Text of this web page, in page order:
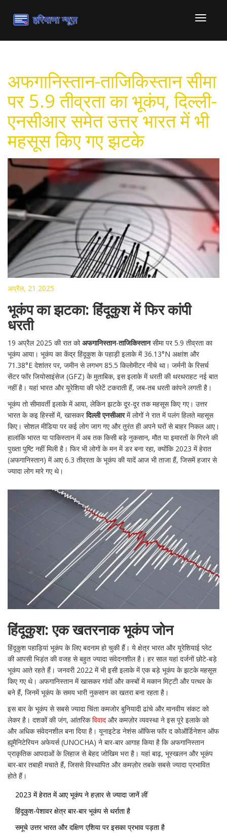
टॉगल
संचालित
अफगानिस्तान-ताजिकिस्तान सीमा
पर 5.9 तीव्रता का भूकंप, दिल्ली-
एनसीआर समेत उत्तर भारत में भी
महसूस किए गए झटके
अप्रैल, 21 2025
भूकंप का झटका: हिंदूकुश में फिर कांपी
धरती
19 अप्रैल 2025 की रात कोअफगानिस्तान-ताजिकिस्तानसीमा पर 5.9 तीव्रता का
भूकंप आया। भूकंप का केंद्र हिंदूकुश के पहाड़ी इलाके में 36.13°N अक्षांश और
71.38°E देशांतर पर, जमीन से लगभग 85.5 किलोमीटर नीचे था। जर्मनी के रिसर्च
सेंटर फॉर जियोसाइंसेज (GFZ) के मुताबिक, इस इलाके में धरती की थरथराहट नई बात
नहीं है। यहां भारत और यूरेशिया की प्लेटें टकराती हैं, जब-तब धरती कांपने लगती है।
भूकंप तो सीमावर्ती इलाके में आया, लेकिन झटके दूर-दूर तक महसूस किए गए। उत्तर
भारत के कइ हिस्सों में, खासकरदिल्ली एनसीआरमें लोगों ने रात में पलंग हिलते महसूस
किए। सोशल मीडिया पर कई लोग जाग गए और तुरंत ही अपने घरों से बाहर निकल आए।
हालांकि भारत या पाकिस्तान में अब तक किसी बड़े नुकसान, मौत या इमारतों के गिरने की
पुख्ता पुष्टि नहीं मिली है। फिर भी लोगों के मन में डर बना रहा, क्योंकि 2023 में हेरात
(अफगानिस्तान) में आए 6.3 तीव्रता के भूकंप की यादें आज भी ताजा हैं, जिसमें हजार से
ज्यादा लोग मारे गए थे।
हिंदूकुश: एक खतरनाक भूकंप जोन
हिंदूकुश पहाड़ियां भूकंप के लिए बदनाम हो चुकी हैं। ये क्षेत्र भारत और यूरेशियाई प्लेट
की आपसी भिड़ंत की वजह से बहुत ज्यादा संवेदनशील है। हर साल यहां दर्जनों छोटे-बड़े
भूकंप आते रहते हैं। जनवरी 2022 में भी इसी इलाके में एक बड़े भूकंप के झटके महसूस
किए गए थे। अफगानिस्तान में खासकर गांवों और कस्बों में मकान मिट्टी और पत्थर के
बने हैं, जिनमें भूकंप के समय भारी नुकसान का खतरा बना रहता है।
इस बार के भूकंप से सबसे ज्यादा चिंता कमजोर बुनियादी ढांचे और मानवीय संकट को
लेकर है। दशकों की जंग, आंतरिकविवाद और कमज़ोर व्यवस्था ने इस पूरे इलाके को
और अधिक संवेदनशील बना दिया है। यूनाइटेड नेशंस ऑफिस फॉर द कोऑर्डिनेशन ऑफ
ह्यूमैनिटेरियन अफेयर्स (UNOCHA) ने बार-बार आगाह किया है कि अफगानिस्तान
प्राकृतिक आपदाओं के लिहाज से बेहद जोखिम भरा है। यहां बाढ़, भूस्खलन और भूकंप
बार-बार तबाही मचाते हैं, जिससे विस्थापित और कमज़ोर तबके सबसे ज्यादा प्रभावित
होते हैं।
2023 में हेरात में आए भूकंप ने हज़ार से ज्यादा जानें लीं
हिंदूकुश-पेशावर क्षेत्र बार-बार भूकंप से थर्राता है
समूचे उत्तर भारत और दक्षिण एशिया पर इसका प्रभाव पड़ता है